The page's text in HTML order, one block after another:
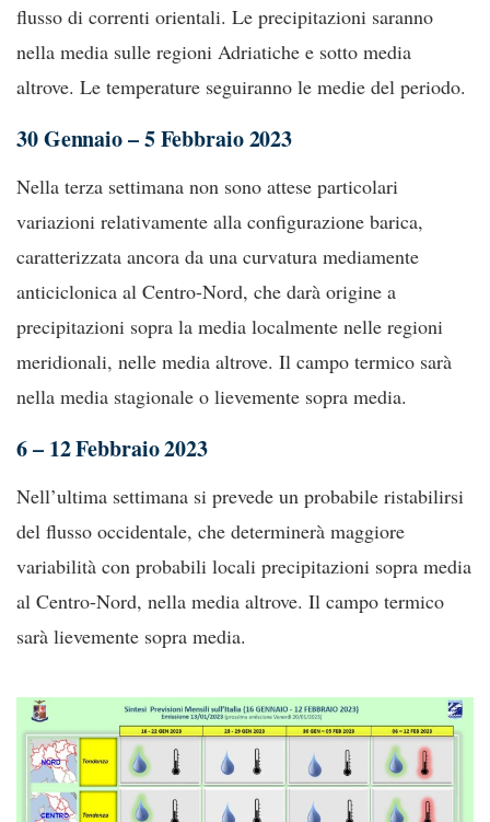
flusso di correnti orientali. Le precipitazioni saranno
nella media sulle regioni Adriatiche e sotto media
altrove. Le temperature seguiranno le medie del periodo.
30 Gennaio – 5 Febbraio 2023
Nella terza settimana non sono attese particolari
variazioni relativamente alla configurazione barica,
caratterizzata ancora da una curvatura mediamente
anticiclonica al Centro-Nord, che darà origine a
precipitazioni sopra la media localmente nelle regioni
meridionali, nelle media altrove. Il campo termico sarà
nella media stagionale o lievemente sopra media.
6 – 12 Febbraio 2023
Nell’ultima settimana si prevede un probabile ristabilirsi
del flusso occidentale, che determinerà maggiore
variabilità con probabili locali precipitazioni sopra media
al Centro-Nord, nella media altrove. Il campo termico
sarà lievemente sopra media.